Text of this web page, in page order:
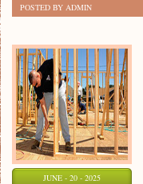
POSTED BY ADMIN
JUNE - 20 - 2025